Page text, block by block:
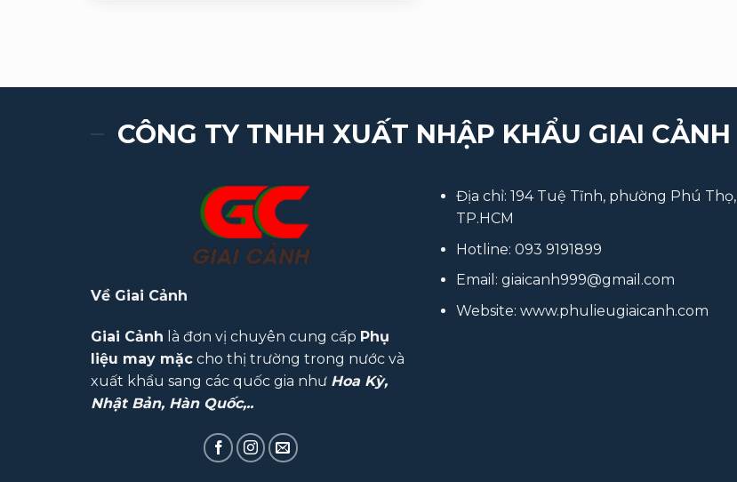
CÔNG TY TNHH XUẤT NHẬP KHẨU GIAI CẢNH
Về Giai Cảnh
Giai Cảnh là đơn vị chuyên cung cấp Phụ
liệu may mặc cho thị trường trong nước và
xuất khẩu sang các quốc gia như Hoa Kỳ,
Nhật Bản, Hàn Quốc,..
Địa chỉ: 194 Tuệ Tĩnh, phường Phú Thọ,
TP.HCM
Hotline: 093 9191899
Email: giaicanh999@gmail.com
Website: www.phulieugiaicanh.com